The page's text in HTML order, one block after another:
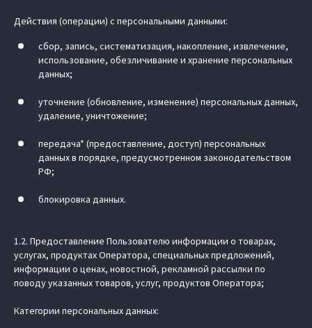
Действия (операции) с персональными данными:
сбор, запись, систематизация, накопление, извлечение,
использование, обезличивание и хранение персональных
данных;
уточнение (обновление, изменение) персональных данных,
удаление, уничтожение;
передача* (предоставление, доступ) персональных
данных в порядке, предусмотренном законодательством
РФ;
блокировка данных.
1.2. Предоставление Пользователю информации о товарах,
услугах, продуктах Оператора, специальных предложений,
информации о ценах, новостной, рекламной рассылки по
поводу указанных товаров, услуг, продуктов Оператора;
Категории персональных данных: